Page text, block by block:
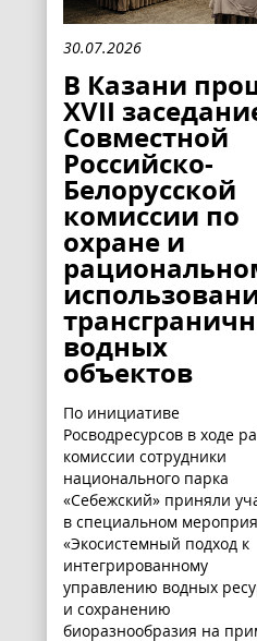
30.07.2026
В Казани
XVII
Совместной
Российско-
Белорусской
комиссии по
охране и
водных
объектов
По инициативе
Росводресурсов в ходе
комиссии сотрудники
национального парка
«Себежский» приняли
в специальном
«Экосистемный подход к
интегрированному
управлению водных
и сохранению
биоразнообразия на